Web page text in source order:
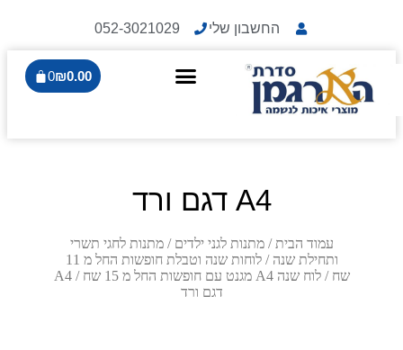
החשבון שלי 052-3021029
₪0.00
0
A4 דגם ורד
עמוד הבית /מתנות לגני ילדים /מתנות לחגי תשרי
ותחילת שנה /
לוחות שנה וטבלת חופשות החל מ 11
שח /לוח שנה A4 מגנט עם חופשות החל מ 15 שח
/ A4
דגם ורד